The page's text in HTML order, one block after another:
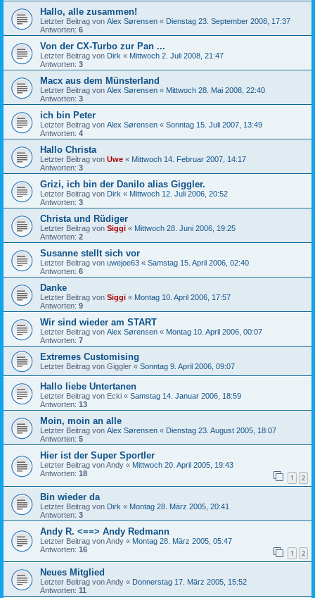
Hallo, alle zusammen!
Letzter Beitrag von Alex Sørensen « Dienstag 23. September 2008, 17:37
Antworten: 6
Von der CX-Turbo zur Pan ...
Letzter Beitrag von Dirk « Mittwoch 2. Juli 2008, 21:47
Antworten: 3
Macx aus dem Münsterland
Letzter Beitrag von Alex Sørensen « Mittwoch 28. Mai 2008, 22:40
Antworten: 3
ich bin Peter
Letzter Beitrag von Alex Sørensen « Sonntag 15. Juli 2007, 13:49
Antworten: 4
Hallo Christa
Letzter Beitrag von Uwe « Mittwoch 14. Februar 2007, 14:17
Antworten: 3
Grizi, ich bin der Danilo alias Giggler.
Letzter Beitrag von Dirk « Mittwoch 12. Juli 2006, 20:52
Antworten: 3
Christa und Rüdiger
Letzter Beitrag von Siggi « Mittwoch 28. Juni 2006, 19:25
Antworten: 2
Susanne stellt sich vor
Letzter Beitrag von uwejoe63 « Samstag 15. April 2006, 02:40
Antworten: 6
Danke
Letzter Beitrag von Siggi « Montag 10. April 2006, 17:57
Antworten: 9
Wir sind wieder am START
Letzter Beitrag von Alex Sørensen « Montag 10. April 2006, 00:07
Antworten: 7
Extremes Customising
Letzter Beitrag von Giggler « Sonntag 9. April 2006, 09:07
Hallo liebe Untertanen
Letzter Beitrag von Ecki « Samstag 14. Januar 2006, 18:59
Antworten: 13
Moin, moin an alle
Letzter Beitrag von Alex Sørensen « Dienstag 23. August 2005, 18:07
Antworten: 5
Hier ist der Super Sportler
Letzter Beitrag vonAndy « Mittwoch 20. April 2005, 19:43
Antworten: 18 1 2
Bin wieder da
Letzter Beitrag von Dirk « Montag 28. März 2005, 20:41
Antworten: 3
Andy R. <==> Andy Redmann
Letzter Beitrag vonAndy « Montag 28. März 2005, 05:47
Antworten: 16 1 2
Neues Mitglied
Letzter Beitrag vonAndy « Donnerstag 17. März 2005, 15:52
Antworten: 11